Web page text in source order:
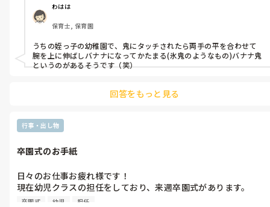
わはは
保育士, 保育園
うちの姪っ子の幼稚園で、鬼にタッチされたら両手の平を合わせて
腕を上に伸ばしバナナになってかたまる(氷鬼のようなもの)バナナ鬼
というのがあるそうです（笑）
回答をもっと見る
行事・出し物
卒園式のお手紙
日々のお仕事お疲れ様です！
現在幼児クラスの担任をしており、来週卒園式があります。
卒園アルバムなど手作りでメッセージも書いているのですが、
卒園式 幼児 担任